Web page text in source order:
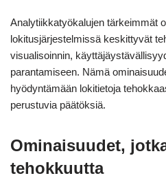
Analytiikkatyökalujen tärkeimmät
lokitusjärjestelmissä keskittyvät
visualisoinnin,
parantamiseen. Nämä
hyödyntämään lokitietoja
perustuvia päätöksiä.
Ominaisuudet,
tehokkuutta